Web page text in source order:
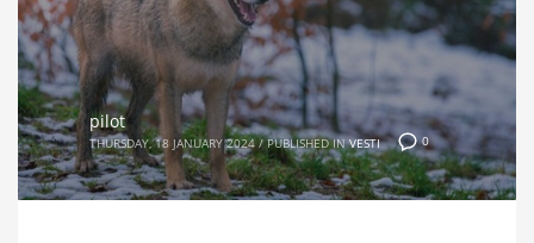
0
pilot
THURSDAY, 18 JANUARY 2024 / PUBLISHED IN VESTI